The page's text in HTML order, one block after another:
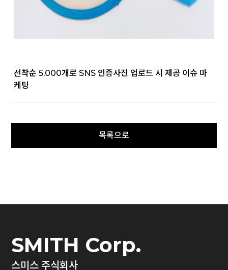
선착순 5,000개로 SNS 인증사진 업로드 시 제공 이슈 마
케팅
SMITH Corp.
스미스 주식회사